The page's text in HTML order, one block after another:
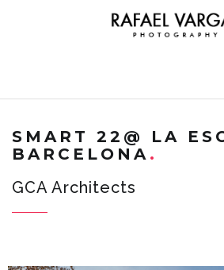
SMART 22@ LA
BARCELONA
GCA Architects